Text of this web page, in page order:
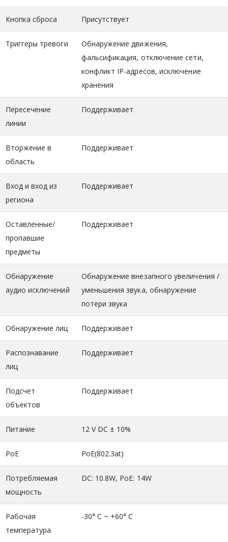
Кнопка сброса Присутствует
Триггеры тревоги
Обнаружение движения,
фальсификация, отключение сети,
конфликт IP-адресов, исключение
хранения
Пересечение
линии
Поддерживает
Вторжение в
область
Поддерживает
Вход и вход из
региона
Поддерживает
Оставленные/
пропавшие
предметы
Поддерживает
Обнаружение
аудио исключений
Обнаружение внезапного увеличения /
уменьшения звука, обнаружение
потери звука
Обнаружение лиц Поддерживает
Распознавание
лиц
Поддерживает
Подсчет
объектов
Поддерживает
Питание 12 V DC ± 10%
PoE PoE(802.3at)
Потребляемая
мощность
DC: 10.8W, PoE: 14W
Рабочая
температура
-30° C ~ +60° C